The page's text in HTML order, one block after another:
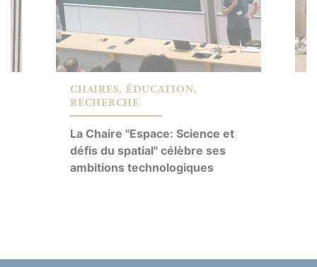
CHAIRES, ÉDUCATION,
RECHERCHE
La Chaire "Espace: Science et
défis du spatial" célèbre ses
ambitions technologiques